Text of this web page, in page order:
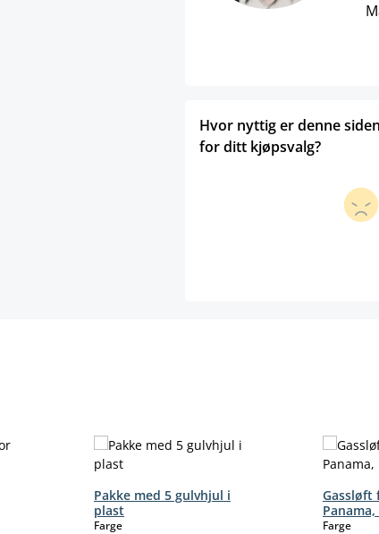
Hvor nyttig er denne siden
for ditt kjøpsvalg?
Pakke med 5 gulvhjul i
plast
Fargeselect
Gassløft
Fargeselect